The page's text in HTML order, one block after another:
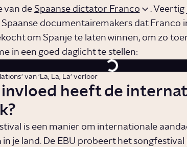
van de Spaanse dictator Franco
.
Spaanse documentairemakers dat Franco
om Spanje te laten winnen, om zo
in een goed daglicht te stellen:
van 'La, La, La' verloor
invloed heeft de
is een manier om internationale
in je land. De EBU probeert het